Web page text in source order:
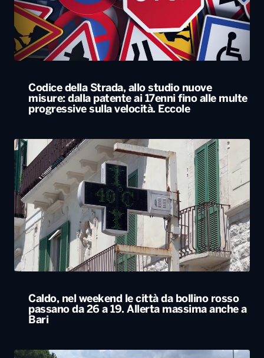
Codice della Strada, allo studio nuove
misure: dalla patente ai 17enni fino alle multe
progressive sulla velocità. Eccole
Caldo, nel weekend le città da bollino rosso
passano da 26 a 19. Allerta massima anche a
Bari